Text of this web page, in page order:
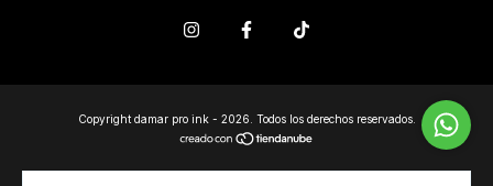
Copyright damar pro ink - 2026. Todos los derechos reservados.